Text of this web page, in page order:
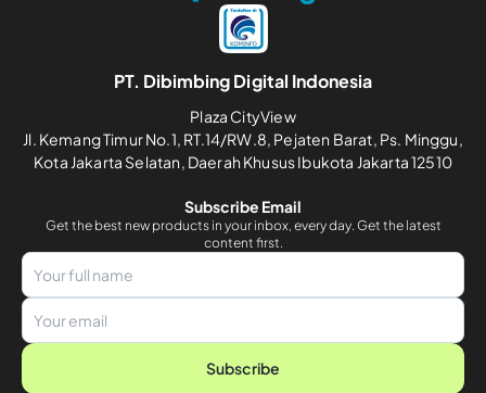
PT. Dibimbing Digital Indonesia
Plaza CityView
Jl. Kemang Timur No.1, RT.14/RW.8, Pejaten Barat, Ps. Minggu,
Kota Jakarta Selatan, Daerah Khusus Ibukota Jakarta 12510
Subscribe Email
Get the best new products in your inbox, every day. Get the latest
content first.
Subscribe